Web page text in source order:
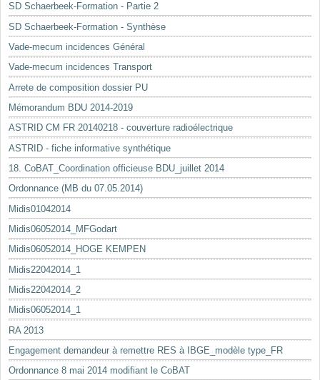
SD Schaerbeek-Formation - Partie 2
SD Schaerbeek-Formation - Synthèse
Vade-mecum incidences Général
Vade-mecum incidences Transport
Arrete de composition dossier PU
Mémorandum BDU 2014-2019
ASTRID CM FR 20140218 - couverture radioélectrique
ASTRID - fiche informative synthétique
18. CoBAT_Coordination officieuse BDU_juillet 2014
Ordonnance (MB du 07.05.2014)
Midis01042014
Midis06052014_MFGodart
Midis06052014_HOGE KEMPEN
Midis22042014_1
Midis22042014_2
Midis06052014_1
RA 2013
Engagement demandeur à remettre RES à IBGE_modèle type_FR
Ordonnance 8 mai 2014 modifiant le CoBAT